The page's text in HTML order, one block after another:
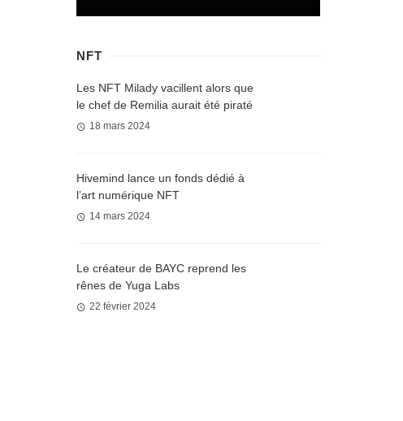
NFT
Les NFT Milady vacillent alors que
le chef de Remilia aurait été piraté
18 mars 2024
Hivemind lance un fonds dédié à
l’art numérique NFT
14 mars 2024
Le créateur de BAYC reprend les
rênes de Yuga Labs
22 février 2024